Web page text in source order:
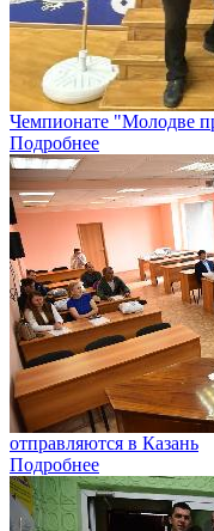
Чемпионате "Молодве
Подробнее
отправляются в Казань
Подробнее